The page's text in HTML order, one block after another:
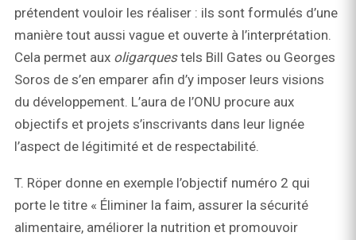
prétendent vouloir les réaliser : ils sont formulés d’une
manière tout aussi vague et ouverte à l’interprétation.
Cela permet aux oligarquestels Bill Gates ou Georges
Soros de s’en emparer afin d’y imposer leurs visions
du développement. L’aura de l’ONU procure aux
objectifs et projets s’inscrivants dans leur lignée
l’aspect de légitimité et de respectabilité.
T. Röper donne en exemple l’objectif numéro 2 qui
porte le titre « Éliminer la faim, assurer la sécurité
alimentaire, améliorer la nutrition et promouvoir